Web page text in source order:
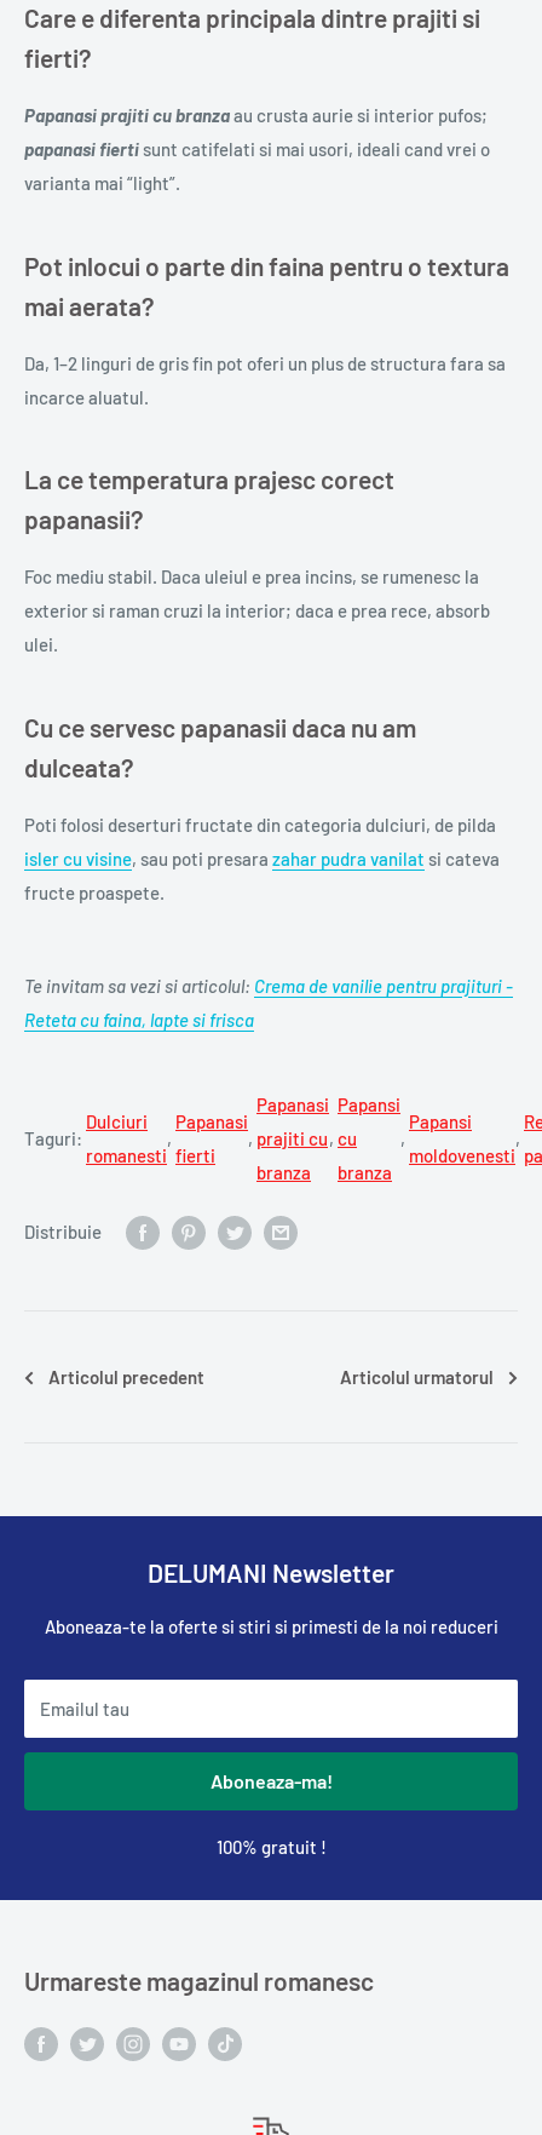
Care e diferenta principala dintre prajiti si
fierti?
Papanasi prajiti cu branzaau crusta aurie si interior pufos;
papanasi fierti sunt catifelati si mai usori, ideali cand vrei o
varianta mai “light”.
Pot inlocui o parte din faina pentru o textura
mai aerata?
Da, 1–2 linguri de gris fin pot oferi un plus de structura fara sa
incarce aluatul.
La ce temperatura prajesc corect
papanasii?
Foc mediu stabil. Daca uleiul e prea incins, se rumenesc la
exterior si raman cruzi la interior; daca e prea rece, absorb
ulei.
Cu ce servesc papanasii daca nu am
dulceata?
Poti folosi deserturi fructate din categoria dulciuri, de pilda
isler cu visine, sau poti presara zahar pudra vanilat si cateva
fructe proaspete.
Te invitam sa vezi si articolul: Crema de vanilie pentru prajituri -
Reteta cu faina, lapte si frisca
Taguri:
Dulciuri
romanesti
,
Papanasi
fierti
,
Papanasi
prajiti cu
branza
,
Papansi
cu
branza
,
Papansi
moldovenesti
,
Distribuie
Articolul precedent Articolul urmatorul
DELUMANI Newsletter
Aboneaza-te la oferte si stiri si primesti de la noi reduceri
Emailul tau
Aboneaza-ma!
100% gratuit !
Urmareste magazinul romanesc